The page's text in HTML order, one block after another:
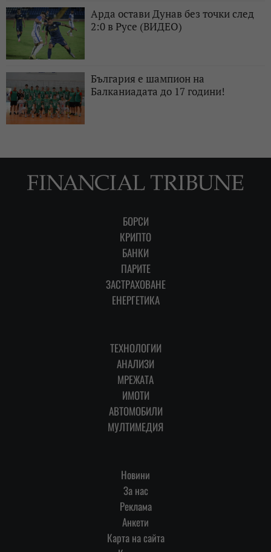
Арда остави Дунав без точки след
2:0 в Русе (ВИДЕО)
България е шампион на
Балканиадата до 17 години!
БОРСИ
КРИПТО
БАНКИ
ПАРИТЕ
ЗАСТРАХОВАНЕ
ЕНЕРГЕТИКА
ТЕХНОЛОГИИ
АНАЛИЗИ
МРЕЖАТА
ИМОТИ
АВТОМОБИЛИ
МУЛТИМЕДИЯ
Новини
За нас
Реклама
Анкети
Карта на сайта